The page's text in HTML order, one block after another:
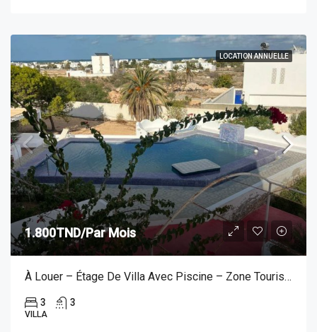
LOCATION ANNUELLE
1.800TND/Par Mois
À Louer – Étage De Villa Avec Piscine – Zone Touristique, Djerba
3 3
VILLA